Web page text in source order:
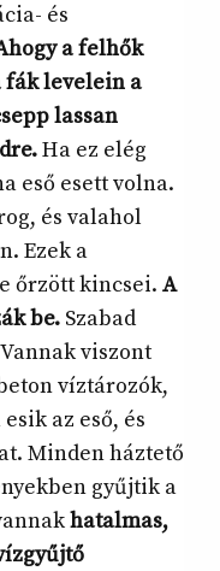
és
a felhők
fák levelein a
lassan
Ha ez elég
eső esett volna.
és valahol
Ezek a
őrzött kincsei. A
be. Szabad
viszont
víztározók,
az eső, és
Minden háztető
gyűjtik a
hatalmas,